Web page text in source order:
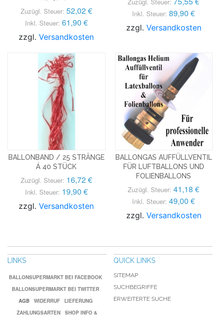
Zuzügl. Steuer: 52,02 €
Inkl. Steuer: 61,90 €
zzgl.Versandkosten
Inkl. Steuer: 89,90 €
zzgl. Versandkosten
BALLONBAND / 25 STRÄNGE
Á 40 STÜCK
Zuzügl. Steuer: 16,72 €
Inkl. Steuer: 19,90 €
zzgl.Versandkosten
BALLONGAS AUFFÜLLVENTIL
FÜR LUFTBALLONS UND
FOLIENBALLONS
Zuzügl. Steuer: 41,18 €
Inkl. Steuer: 49,00 €
zzgl. Versandkosten
LINKS
BALLONSUPERMARKT BEI FACEBOOK
BALLONSUPERMARKT BEI TWITTER
AGB
WIDERRUF
LIEFERUNG
ZAHLUNGSARTEN
SHOP INFO &
QUICK LINKS
SITEMAP
SUCHBEGRIFFE
ERWEITERTE SUCHE